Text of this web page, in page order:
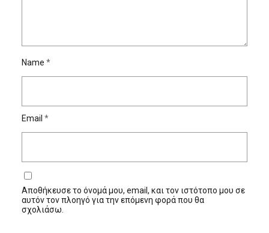
Name *
Email *
Αποθήκευσε το όνομά μου, email, και τον ιστότοπο μου σε
αυτόν τον πλοηγό για την επόμενη φορά που θα
σχολιάσω.